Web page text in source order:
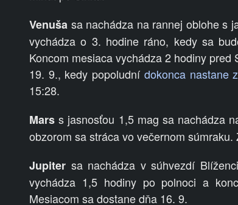
Venuša sa nachádza na rannej oblohe s
vychádza o 3. hodine ráno, kedy sa
Koncom mesiaca vychádza 2 hodiny
19. 9., kedy popoludní dokonca nastane
15:28.
Mars s jasnosťou 1,5 mag sa nachádza
obzorom sa stráca vo večernom
Jupiter sa nachádza v súhvezdí
vychádza 1,5 hodiny po polnoci a
Mesiacom sa dostane dňa 16. 9.